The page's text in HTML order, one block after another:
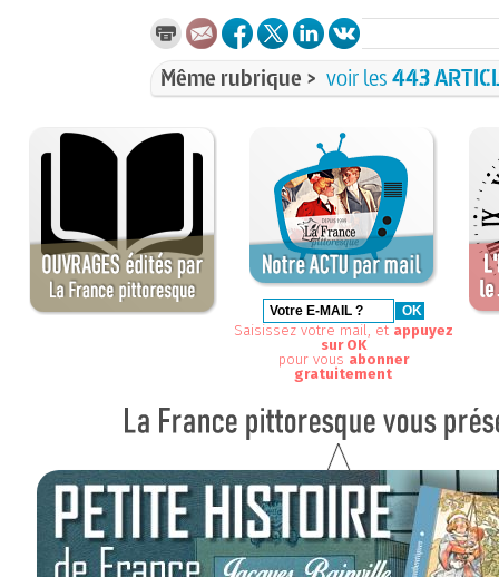
Même rubrique > voir les443
Saisissez votre mail, et appuyez
sur OK
pour vous abonner
gratuitement